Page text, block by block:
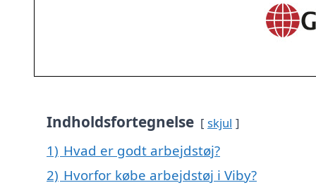
Indholdsfortegnelse skjul
1) Hvad er godt arbejdstøj?
2) Hvorfor købe arbejdstøj i Viby?